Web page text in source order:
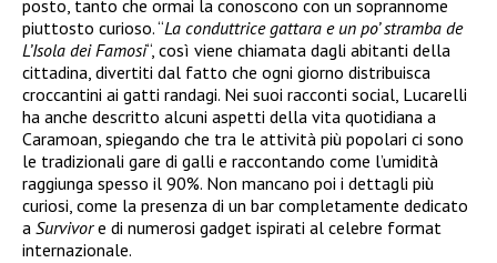
posto, tanto che ormai la conoscono con un soprannome
piuttosto curioso. “La conduttrice gattara e un po’ stramba de
L’Isola dei Famosi“, così viene chiamata dagli abitanti della
cittadina, divertiti dal fatto che ogni giorno distribuisca
croccantini ai gatti randagi. Nei suoi racconti social, Lucarelli
ha anche descritto alcuni aspetti della vita quotidiana a
Caramoan, spiegando che tra le attività più popolari ci sono
le tradizionali gare di galli e raccontando come l’umidità
raggiunga spesso il 90%. Non mancano poi i dettagli più
curiosi, come la presenza di un bar completamente dedicato
a Survivore di numerosi gadget ispirati al celebre format
internazionale.